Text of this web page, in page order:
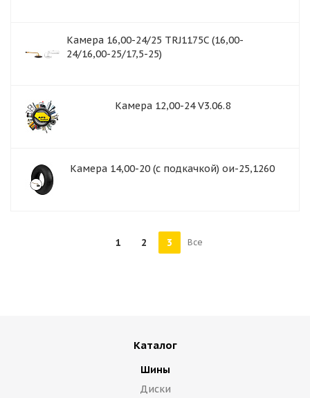
Камера 16,00-24/25 TRJ1175C (16,00-
24/16,00-25/17,5-25)
Камера 12,00-24 V3.06.8
Камера 14,00-20 (с подкачкой) ои-25,1260
1 2 3 Все
Каталог
Шины
Диски